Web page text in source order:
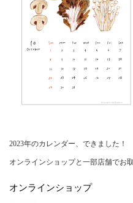
2023年のカレンダー、できました！
オンラインショップと一部店舗でお
オンラインショップ